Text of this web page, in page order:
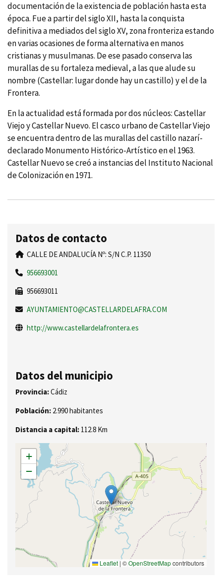
documentación de la existencia de población hasta esta
época. Fue a partir del siglo XII, hasta la conquista
definitiva a mediados del siglo XV, zona fronteriza estando
en varias ocasiones de forma alternativa en manos
cristianas y musulmanas. De ese pasado conserva las
murallas de su fortaleza medieval, a las que alude su
nombre (Castellar: lugar donde hay un castillo) y el de la
Frontera.
En la actualidad está formada por dos núcleos: Castellar
Viejo y Castellar Nuevo. El casco urbano de Castellar Viejo
se encuentra dentro de las murallas del castillo nazarí­
declarado Monumento Histórico-Artí­stico en el 1963.
Castellar Nuevo se creó a instancias del Instituto Nacional
de Colonización en 1971.
Datos de contacto
CALLE DE ANDALUCÍA Nº: S/N C.P. 11350
956693001
956693011
AYUNTAMIENTO@CASTELLARDELAFRA.COM
http://www.castellardelafrontera.es
Datos del municipio
Provincia:Cádiz
Población: 2.990 habitantes
Distancia a capital: 112.8 Km
+
−
Leaflet | ©OpenStreetMapcontributors